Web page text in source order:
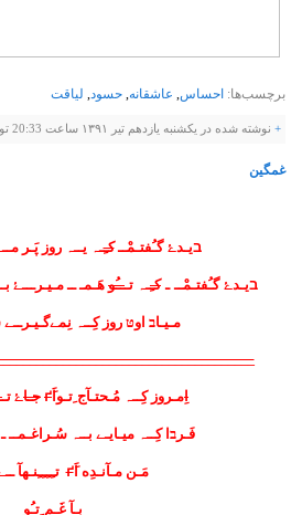
برچسب‌ها: احساس عاشقانه حسود لياقت
+ نوشته شده در یکشنبه یازدهم تیر ۱۳۹۱ ساعت 20:33 توسط ســـروش |
غمگين
בیـدۓ گـُفتـمْــ کـِـﮧ یــﮧ روز پَـر مـ
בیـد ۓ گـُفتـمْــ ـکـِـﮧ تـــُو هَـمـ ــ مـیـرـــۓ
مـیـاב اوטּ روز کِــﮧ نِمےگـیـرــے
اِمـروز کِــﮧ مُـحتـآج ِتـواَґَ جـا ۓ تـ
فَـرבاکِــﮧ میـایـے بــﮧ سُـراغـمــ
مَـن مـآنـدِه اَґَ تـِـِـِـِنـهآــ
بـآ غَـم ِتـُو